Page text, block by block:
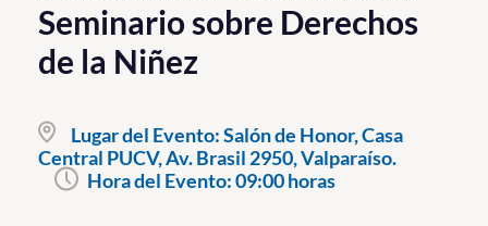
Vinculación con el Medio
Pregrado
Postgrado
Seminario sobre Derechos
de la Niñez
Lugar del Evento:Salón de Honor, Casa
Central PUCV, Av. Brasil 2950, Valparaíso.
Hora del Evento:09:00 horas